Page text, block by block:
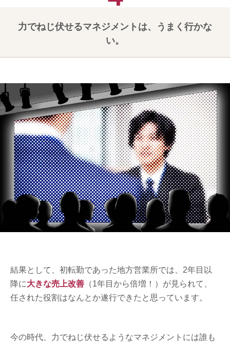
力でねじ伏せるマネジメントは、うまく行かな
い。
結果として、初転勤であった地方営業所では、2年目以
降に大きな売上改善 （1年目から倍増！）が見られて、
任された役割はなんとか遂行できたと思っています。
今の時代、力でねじ伏せるようなマネジメントには誰も